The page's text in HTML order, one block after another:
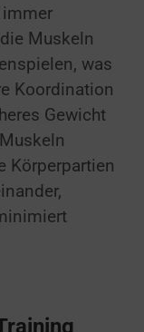
immer
Muskeln
was
Koordination
Gewicht
Körperpartien